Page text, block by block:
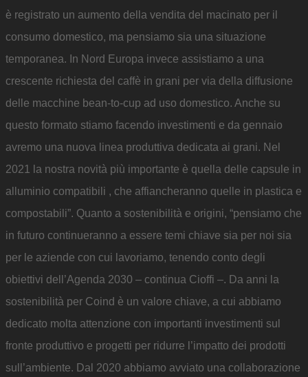
è registrato un aumento della vendita del macinato per il
consumo domestico, ma pensiamo sia una situazione
temporanea. In Nord Europa invece assistiamo a una
crescente richiesta del caffè in grani per via della diffusione
delle macchine bean-to-cup ad uso domestico. Anche su
questo formato stiamo facendo investimenti e da gennaio
avremo una nuova linea produttiva dedicata ai grani. Nel
2021 la nostra novità più importante è quella delle capsule in
alluminio compatibili , che affiancheranno quelle in plastica e
compostabili”. Quanto a sostenibilità e origini, “pensiamo che
in futuro continueranno a essere temi chiave sia per noi sia
per le aziende con cui lavoriamo, tenendo conto degli
obiettivi dell’Agenda 2030 – continua Cioffi –. Da anni la
sostenibilità per Coind è un valore chiave, a cui abbiamo
dedicato molta attenzione con importanti investimenti sul
fronte produttivo e progetti per ridurre l’impatto dei prodotti
sull’ambiente. Dal 2020 abbiamo avviato una collaborazione